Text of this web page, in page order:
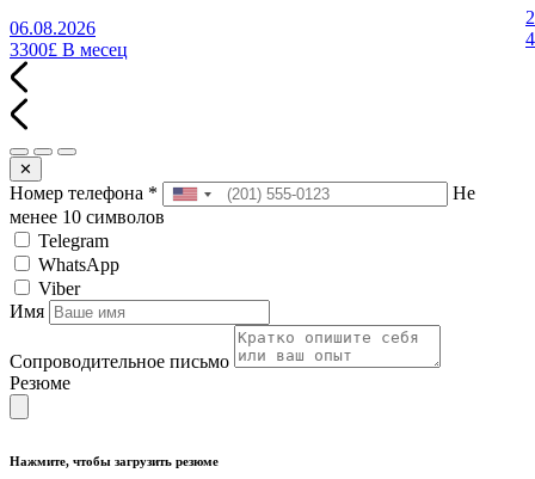
06.08.2026
3300£ В месец
✕
Номер телефона *
Не
менее 10 символов
Telegram
WhatsApp
Viber
Имя
Сопроводительное письмо
Резюме
Нажмите, чтобы загрузить резюме